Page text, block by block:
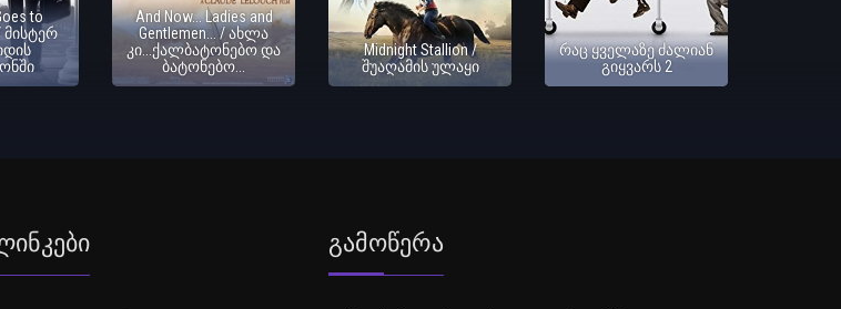
to
მისტერ
And Now... Ladies and
Gentlemen... / ახლა
კი...ქალბატონებო და
ბატონებო...
Midnight Stallion /
შუაღამის ულაყი
რაც ყველაზე ძალიან
გიყვარს 2
Გამოწერა